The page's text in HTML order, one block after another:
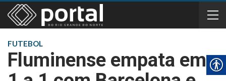
FUTEBOL
Fluminense empata em